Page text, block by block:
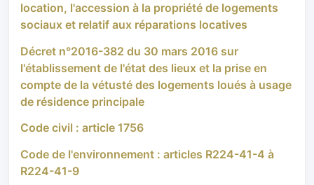
location, l'accession à la propriété de logements
sociaux et relatif aux réparations locatives
Décret n°2016-382 du 30 mars 2016 sur
l'établissement de l'état des lieux et la prise en
compte de la vétusté des logements loués à usage
de résidence principale
Code civil : article 1756
Code de l'environnement : articles R224-41-4 à
R224-41-9